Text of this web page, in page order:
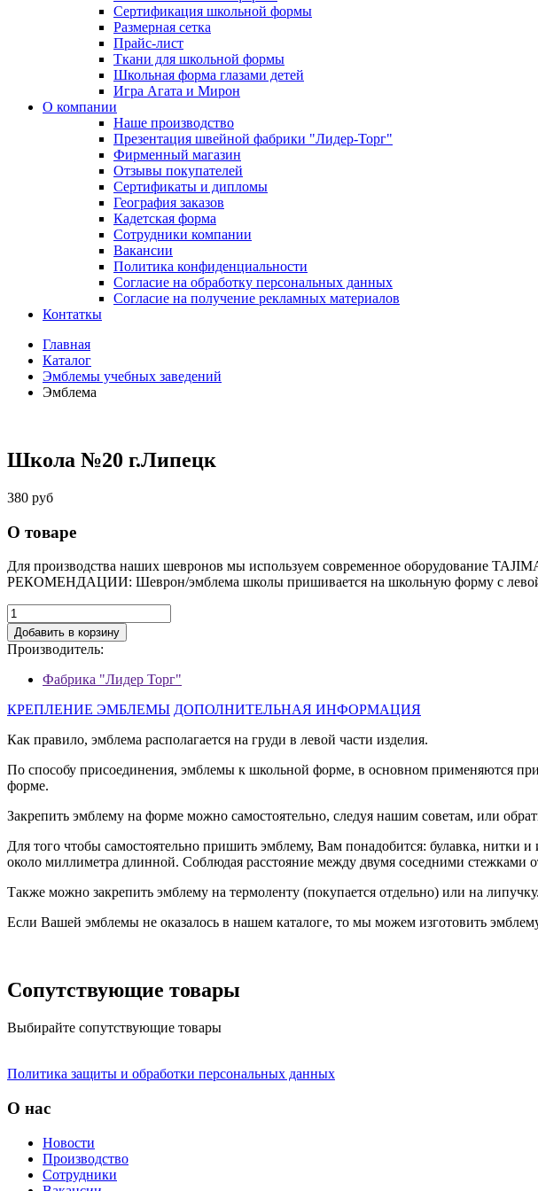
Сертификация школьной формы
Размерная сетка
Прайс-лист
Ткани для школьной формы
Школьная форма глазами детей
Игра Агата и Мирон
О компании
Наше производство
Презентация швейной фабрики "Лидер-Торг"
Фирменный магазин
Отзывы покупателей
Сертификаты и дипломы
География заказов
Кадетская форма
Сотрудники компании
Вакансии
Политика конфиденциальности
Согласие на обработку персональных данных
Согласие на получение рекламных материалов
Контаткы
Главная
Каталог
Эмблемы учебных заведений
Эмблема
Школа №20 г.Липецк
380 руб
О товаре
Для производства наших шевронов мы используем современное оборудование
РЕКОМЕНДАЦИИ: Шеврон/эмблема школы пришивается на школьную форму с левой
Добавить в корзину
Производитель:
Фабрика "Лидер Торг"
КРЕПЛЕНИЕ ЭМБЛЕМЫ ДОПОЛНИТЕЛЬНАЯ ИНФОРМАЦИЯ
Как правило, эмблема располагается на груди в левой части изделия.
По способу присоединения, эмблемы к школьной форме, в основном применяются
форме.
Закрепить эмблему на форме можно самостоятельно, следуя нашим советам, или
Для того чтобы самостоятельно пришить эмблему, Вам понадобится: булавка,
около миллиметра длинной. Соблюдая расстояние между двумя соседними стежками
Также можно закрепить эмблему на термоленту (покупается отдельно) или на липучку.
Если Вашей эмблемы не оказалось в нашем каталоге, то мы можем изготовить
Сопутствующие товары
Выбирайте сопутствующие товары
Политика защиты и обработки персональных данных
О нас
Новости
Производство
Сотрудники